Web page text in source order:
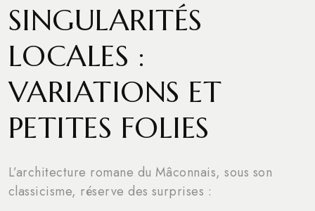
SINGULARITÉS
LOCALES :
VARIATIONS ET
PETITES FOLIES
L’architecture romane du Mâconnais, sous son
classicisme, réserve des surprises :